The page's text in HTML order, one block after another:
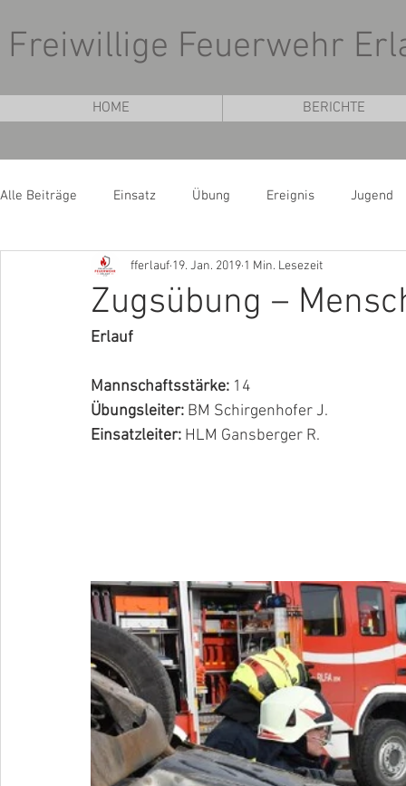
Freiwillige Feuerwehr
HOME BERICHTE
Alle Beiträge Einsatz Übung Ereignis Jugend
Zugsübung –
fferlauf 19. Jan. 2019 1 Min. Lesezeit
Erlauf
Mannschaftsstärke: 14
Übungsleiter: BM Schirgenhofer J.
Einsatzleiter: HLM Gansberger R.